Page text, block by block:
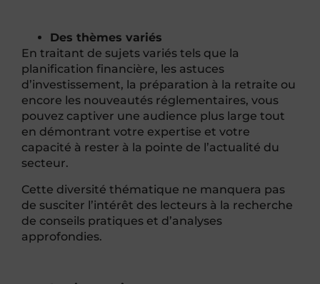
Des thèmes variés
En traitant de sujets variés tels que la
planification financière, les astuces
d’investissement, la préparation à la retraite ou
encore les nouveautés réglementaires, vous
pouvez captiver une audience plus large tout
en démontrant votre expertise et votre
capacité à rester à la pointe de l’actualité du
secteur.
Cette diversité thématique ne manquera pas
de susciter l’intérêt des lecteurs à la recherche
de conseils pratiques et d’analyses
approfondies.